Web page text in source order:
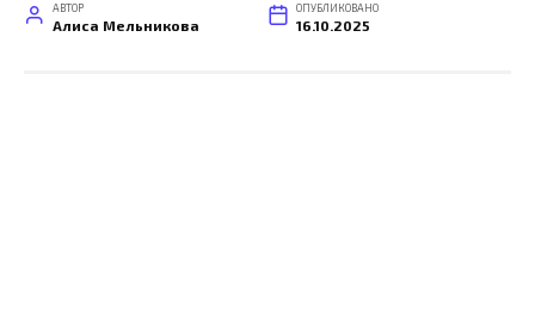
АВТОР
Алиса Мельникова
ОПУБЛИКОВАНО
16.10.2025